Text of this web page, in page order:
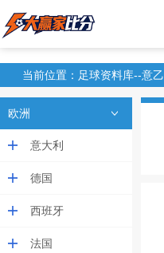
当前位置： 足球资料库--意乙
欧洲
意大利
德国
西班牙
法国